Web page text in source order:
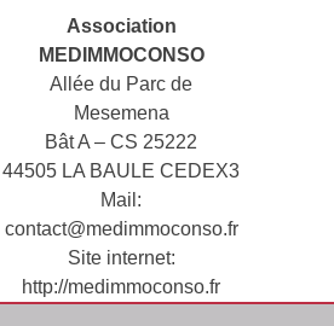
Association
MEDIMMOCONSO
Allée du Parc de
Mesemena
Bât A – CS 25222
44505 LA BAULE CEDEX3
Mail:
contact@medimmoconso.fr
Site internet:
http://medimmoconso.fr